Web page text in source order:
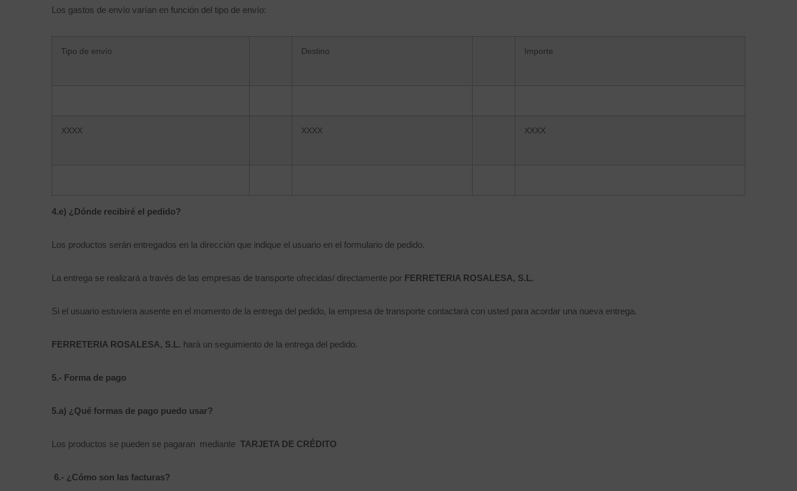
Los gastos de envío varían en función del tipo de envío:
Tipo de envío Destino Importe
XXXX XXXX XXXX
4.e) ¿ Dónde recibiré el pedido?
Los productos serán entregados en la dirección que indique el usuario en el formulario de pedido.
La entrega se realizará a través de las empresas de transporte ofrecidas/ directamente por FERRETERIA ROSALESA, S.L.
Si el usuario estuviera ausente en el momento de la entrega del pedido, la empresa de transporte contactará con usted para acordar una nueva entrega.
FERRETERIA ROSALESA, S.L. hará un seguimiento de la entrega del pedido.
5.- Forma de pago
5.a) ¿Qué formas de pago puedo usar?
Los productos se pueden se pagaran mediante TARJETA DE CRÉDITO
6.- ¿Cómo son las facturas?